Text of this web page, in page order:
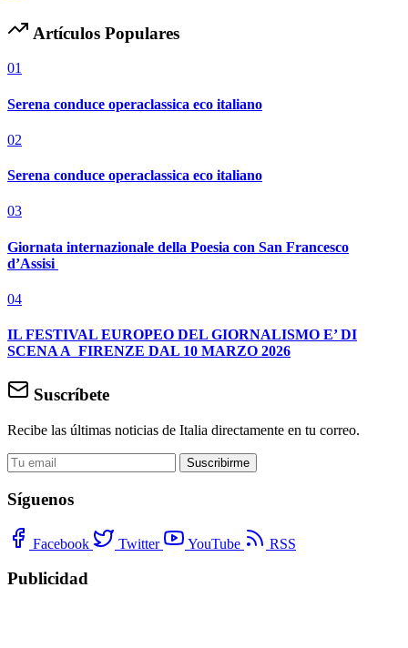
Artículos Populares
01
Serena conduce operaclassica eco italiano
02
Serena conduce operaclassica eco italiano
03
Giornata internazionale della Poesia con San Francesco
d’Assisi
04
IL FESTIVAL EUROPEO DEL GIORNALISMO E’ DI
SCENA A FIRENZE DAL 10 MARZO 2026
Suscríbete
Recibe las últimas noticias de Italia directamente en tu correo.
Suscribirme
Síguenos
Facebook Twitter YouTube RSS
Publicidad